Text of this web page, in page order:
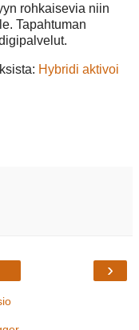
rohkaisevia niin
Tapahtuman
Hybridi aktivoi
›